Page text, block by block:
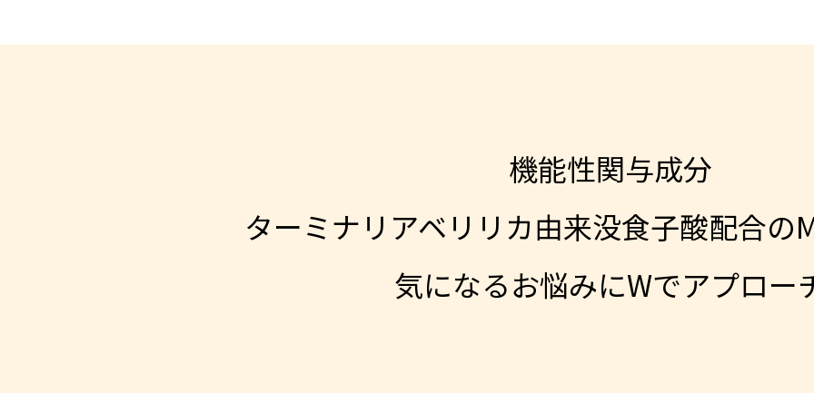
機能性関与成分
ターミナリアベリリカ由来没食子酸配合の
気になるお悩みにWでアプロー